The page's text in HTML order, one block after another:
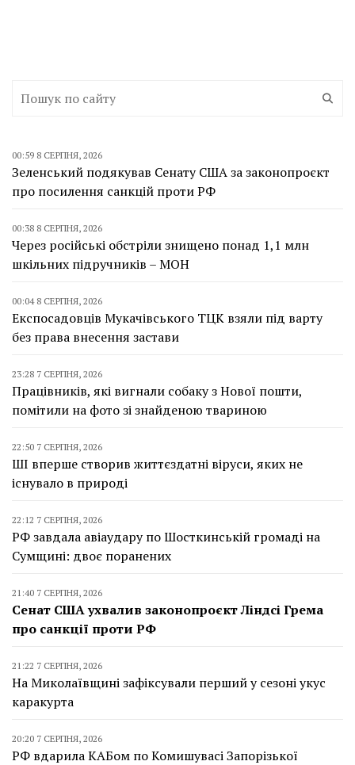
00:59 8 СЕРПНЯ, 2026
Зеленський подякував Сенату США за законопроєкт
про посилення санкцій проти РФ
00:38 8 СЕРПНЯ, 2026
Через російські обстріли знищено понад 1,1 млн
шкільних підручників – МОН
00:04 8 СЕРПНЯ, 2026
Експосадовців Мукачівського ТЦК взяли під варту
без права внесення застави
23:28 7 СЕРПНЯ, 2026
Працівників, які вигнали собаку з Нової пошти,
помітили на фото зі знайденою твариною
22:50 7 СЕРПНЯ, 2026
ШІ вперше створив життєздатні віруси, яких не
існувало в природі
22:12 7 СЕРПНЯ, 2026
РФ завдала авіаудару по Шосткинській громаді на
Сумщині: двоє поранених
21:40 7 СЕРПНЯ, 2026
Сенат США ухвалив законопроєкт Ліндсі Грема
про санкції проти РФ
21:22 7 СЕРПНЯ, 2026
На Миколаївщині зафіксували перший у сезоні укус
каракурта
20:20 7 СЕРПНЯ, 2026
РФ вдарила КАБом по Комишувасі Запорізької